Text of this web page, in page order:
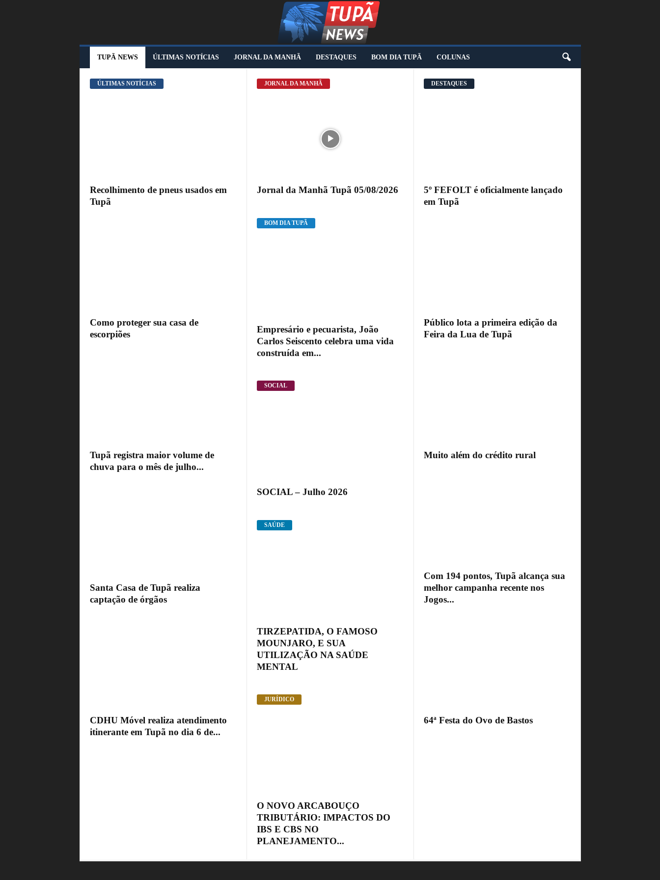
T
Ã
TUPÃ NEWS ÚLTIMAS NOTÍCIAS JORNAL DA MANHÃ DESTAQUES BOM DIA TUPÃ COLUNAS
ÚLTIMAS NOTÍCIAS
Recolhimento de pneus usados em
Tupã
Como proteger sua casa de
escorpiões
Tupã registra maior volume de
chuva para o mês de julho...
Santa Casa de Tupã realiza
captação de órgãos
CDHU Móvel realiza atendimento
itinerante em Tupã no dia 6 de...
JORNAL DA MANHÃ
Jornal da Manhã Tupã 05/08/2026
BOM DIA TUPÃ
Empresário e pecuarista, João
Carlos Seiscento celebra uma vida
construída em...
SOCIAL
SOCIAL – Julho 2026
SAÚDE
TIRZEPATIDA, O FAMOSO
MOUNJARO, E SUA
UTILIZAÇÃO NA SAÚDE
MENTAL
JURÍDICO
O NOVO ARCABOUÇO
TRIBUTÁRIO: IMPACTOS DO
IBS E CBS NO
PLANEJAMENTO...
DESTAQUES
5º FEFOLT é oficialmente lançado
em Tupã
Público lota a primeira edição da
Feira da Lua de Tupã
Muito além do crédito rural
Com 194 pontos, Tupã alcança sua
melhor campanha recente nos
Jogos...
64ª Festa do Ovo de Bastos